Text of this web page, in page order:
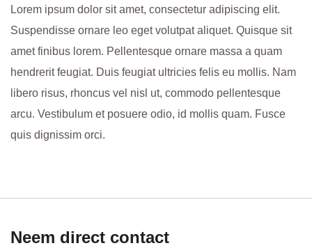
Lorem ipsum dolor sit amet, consectetur adipiscing elit.
Suspendisse ornare leo eget volutpat aliquet. Quisque sit
amet finibus lorem. Pellentesque ornare massa a quam
hendrerit feugiat. Duis feugiat ultricies felis eu mollis. Nam
libero risus, rhoncus vel nisl ut, commodo pellentesque
arcu. Vestibulum et posuere odio, id mollis quam. Fusce
quis dignissim orci.
Neem direct contact